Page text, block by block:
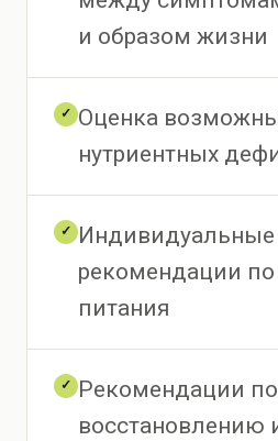
и образом жизни
✓ Оценка
нутриентных
✓
Индивидуальные
рекомендации
питания
✓
Рекомендации
восстановлению